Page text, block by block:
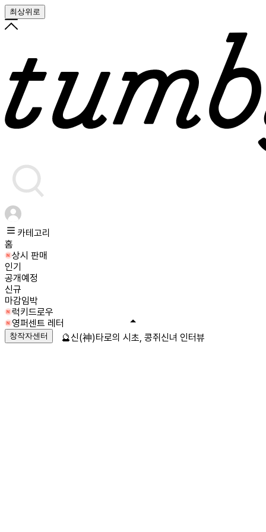
최상위로
카테고리
홈
상시 판매
인기
공개예정
신규
마감임박
럭키드로우
영퍼센트 레터
창작자센터 🔮신(神)타로의 시초, 콩쥐신녀 인터뷰